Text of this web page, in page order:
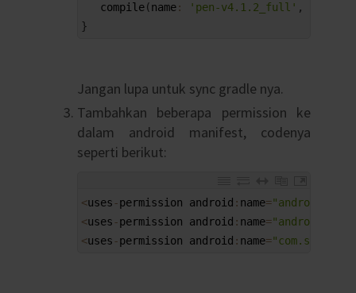
compile(name: 'pen-v4.1.2_full' ,
}
Jangan lupa untuk sync gradle nya.
Tambahkan beberapa permission ke
dalam android manifest, codenya
seperti berikut:
<uses -permission android : name=
<uses -permission android : name=
<uses -permission android : name=